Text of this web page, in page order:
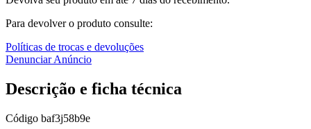
Para devolver o produto consulte:
Políticas de trocas e devoluções
Denunciar Anúncio
Descrição e ficha técnica
Código baf3j58b9e